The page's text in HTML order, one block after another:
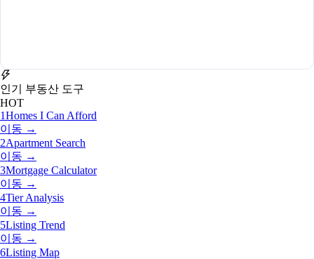
인기 부동산 도구
HOT
1Homes I Can Afford
이동 →
2Apartment Search
이동 →
3Mortgage Calculator
이동 →
4Tier Analysis
이동 →
5Listing Trend
이동 →
6Listing Map